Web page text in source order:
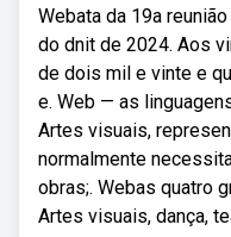
Webata da 19a
do dnit de 2024. Aos
de dois mil e vinte e
e. Web — as
Artes visuais,
normalmente
obras;. Webas quatro
Artes visuais, dança,